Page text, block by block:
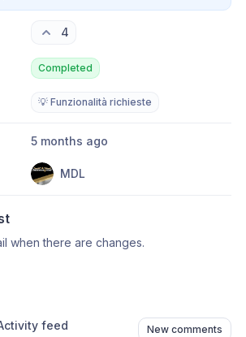
4
Completed
💡 Funzionalità richieste
5 months ago
MDL
when there are changes.
feed New comments